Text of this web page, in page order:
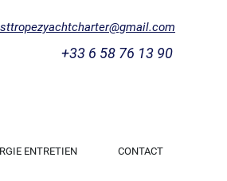
sttropezyachtcharter@gmail.com
+33 6 58 76 13 90
ENTRETIEN CONTACT